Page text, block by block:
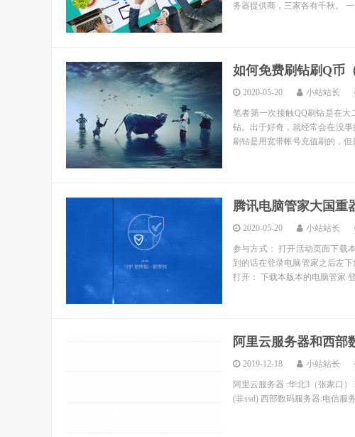
务器提供商，三家各有千秋。
如何免费刷钻刷Q币
2020-05-20 小站站长
笔者第一次接触QQ刷钻是在大
钻。出于好奇，就经常会在没
刷钻是用宽带帐号充值刷的，
腾讯电脑管家大国重
2020-05-20 小站站长
参与方式： 打开活动页面下载
到的话在登录电脑管家之后左
打开： 下载本版本的电脑管家
阿里云服务器和西部
2019-12-18 小站站长
阿里云服务器 :华北3（张家口
(非ssd) 西部数码服务器:电信服